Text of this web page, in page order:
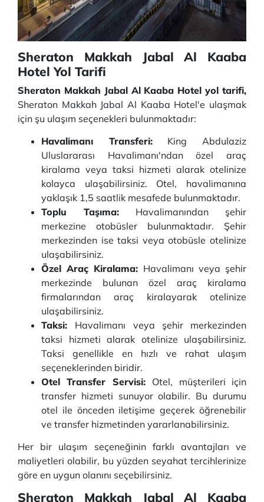
Sheraton Makkah Jabal Al Kaaba
Hotel Yol Tarifi
Sheraton Makkah Jabal Al Kaaba Hotel yol tarifi,
Sheraton Makkah Jabal Al Kaaba Hotel'e ulaşmak
için şu ulaşım seçenekleri bulunmaktadır:
Havalimanı Transferi:King Abdulaziz
Uluslararası Havalimanı'ndan özel araç
kiralama veya taksi hizmeti alarak otelinize
kolayca ulaşabilirsiniz. Otel, havalimanına
yaklaşık 1,5 saatlik mesafede bulunmaktadır.
Toplu Taşıma: Havalimanından şehir
merkezine otobüsler bulunmaktadır. Şehir
merkezinden ise taksi veya otobüsle otelinize
ulaşabilirsiniz.
Özel Araç Kiralama: Havalimanı veya şehir
merkezinde bulunan özel araç kiralama
firmalarından araç kiralayarak otelinize
ulaşabilirsiniz.
Taksi: Havalimanı veya şehir merkezinden
taksi hizmeti alarak otelinize ulaşabilirsiniz.
Taksi genellikle en hızlı ve rahat ulaşım
seçeneklerinden biridir.
Otel Transfer Servisi: Otel, müşterileri için
transfer hizmeti sunuyor olabilir. Bu durumu
otel ile önceden iletişime geçerek öğrenebilir
ve transfer hizmetinden yararlanabilirsiniz.
Her bir ulaşım seçeneğinin farklı avantajları ve
maliyetleri olabilir, bu yüzden seyahat tercihlerinize
göre en uygun olanını seçebilirsiniz.
Sheraton Makkah Jabal Al Kaaba